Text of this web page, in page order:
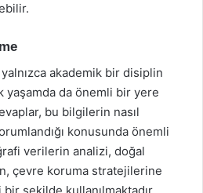
akademik bir disiplin
yaşamda da önemli bir yere
bu bilgilerin nasıl
konusunda önemli
verilerin analizi, doğal
çevre koruma stratejilerine
şekilde kullanılmaktadır.